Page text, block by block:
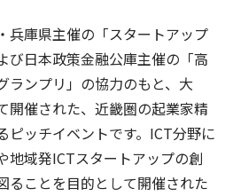
兵庫県主催の「スタートアップ
び日本政策金融公庫主催の「高
ランプリ」の協力のもと、大
開催された、近畿圏の起業家精
ピッチイベントです。ICT分野に
地域発ICTスタートアップの創
ることを目的として開催された